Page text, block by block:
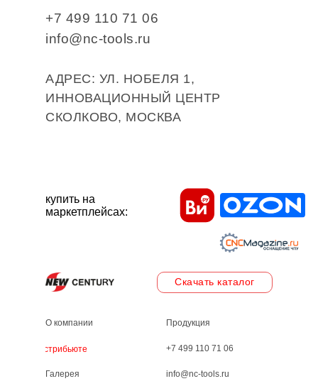
+7 499 110 71 06
info@nc-tools.ru
АДРЕС: УЛ. НОБЕЛЯ 1,
ИННОВАЦИОННЫЙ ЦЕНТР
СКОЛКОВО, МОСКВА
+7 499 110 71 06
info@nc-tools.ru
Скачать каталог
О компании Продукция
Галерея
Дистрибьютеры
купить на
маркетплейсах: